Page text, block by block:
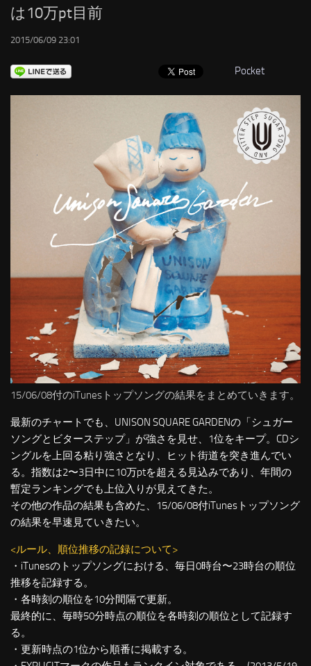
は10万pt目前
2015/06/09 23:01
Pocket
15/06/08付のiTunesトップソングの結果をまとめていきます。
最新のチャートでも、UNISON SQUARE GARDENの「シュガー
ソングとビターステップ」が強さを見せ、1位をキープ。CDシ
ングルを上回る粘り強さとなり、ヒット街道を突き進んでい
る。指数は2〜3日中に10万ptを超える見込みであり、年間の
暫定ランキングでも上位入りが見えてきた。
その他の作品の結果も含めた、15/06/08付iTunesトップソング
の結果を早速見ていきたい。
<ルール、順位推移の記録について>
・iTunesのトップソングにおける、毎日0時台〜23時台の順位
推移を記録する。
・各時刻の順位を10分間隔で更新。
最終的に、毎時50分時点の順位を各時刻の順位として記録す
る。
・更新時点の1位から順番に掲載する。